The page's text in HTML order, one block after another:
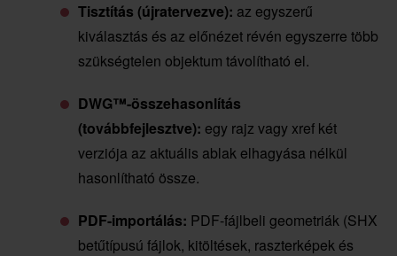
Tisztítás (újratervezve): az egyszerű
kiválasztás és az előnézet révén egyszerre több
szükségtelen objektum távolítható el.
DWG™-összehasonlítás
(továbbfejlesztve): egy rajz vagy xref két
verziója az aktuális ablak elhagyása nélkül
hasonlítható össze.
PDF-importálás: PDF-fájlbeli geometriák (SHX
betűtípusú fájlok, kitöltések, raszterképek és